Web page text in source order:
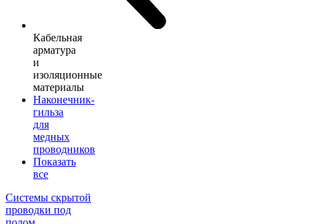
Кабельная
арматура
и
изоляционные
материалы
Наконечник-
гильза
для
медных
проводников
Показать
все
Системы скрытой
проводки под